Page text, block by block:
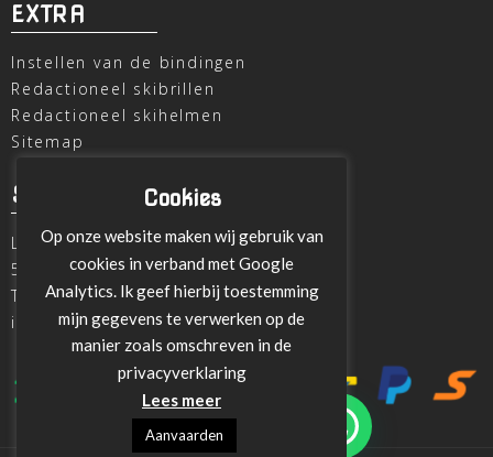
EXTRA
Instellen van de bindingen
Redactioneel skibrillen
Redactioneel skihelmen
Sitemap
SKI OUTLET
Laagheidehof 8
5804 XC Venray
T
+31 478 515696
info@ski-outlet-venray.nl
Cookies
Op onze website maken wij gebruik van
cookies in verband met Google
Analytics. Ik geef hierbij toestemming
mijn gegevens te verwerken op de
manier zoals omschreven in de
privacyverklaring
Lees meer
Aanvaarden